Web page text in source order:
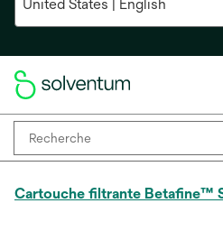
Cartouche filtrante Betafine™